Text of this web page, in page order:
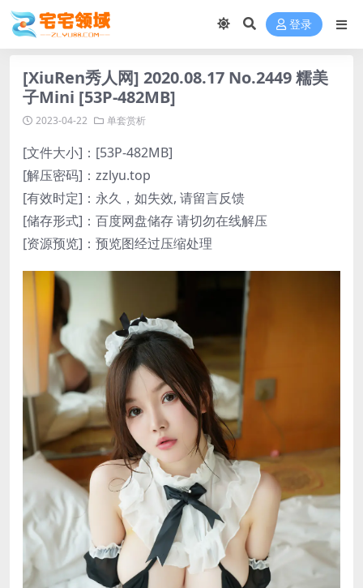
登录
[XiuRen秀人网] 2020.08.17 No.2449 糯美
子Mini [53P-482MB]
2023-04-22 单套赏析
[文件大小]：[53P-482MB]
[解压密码]：zzlyu.top
[有效时定]：永久，如失效, 请留言反馈
[储存形式]：百度网盘储存 请切勿在线解压
[资源预览]：预览图经过压缩处理